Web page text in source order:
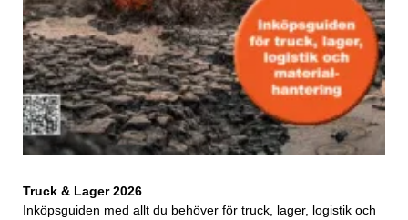
Truck & Lager 2026
Inköpsguiden med allt du behöver för truck, lager, logistik och